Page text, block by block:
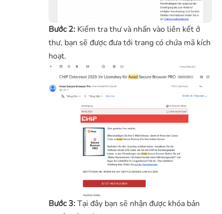
Bước 2: Kiểm tra thư và nhấn vào liên kết ở
thư, bạn sẽ được đưa tới trang có chứa mã kích
hoạt.
Bước 3:Tại đây bạn sẽ nhận được khóa bản